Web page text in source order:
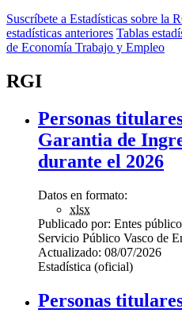
Suscríbete a Estadísticas sobre la
estadísticas anteriores Tablas
de Economía Trabajo y Empleo
RGI
Personas
Garantia de
durante el 2026
Datos en formato:
xlsx
Publicado por: Entes
Servicio Público Vasco de
Actualizado: 08/07/2026
Estadística (oficial)
Personas